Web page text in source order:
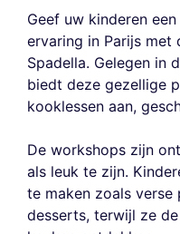
Geef uw kinderen
ervaring in Parijs met
Spadella. Gelegen in
biedt deze gezellige
kooklessen aan,
De workshops zijn
als leuk te zijn.
te maken zoals verse
desserts, terwijl ze